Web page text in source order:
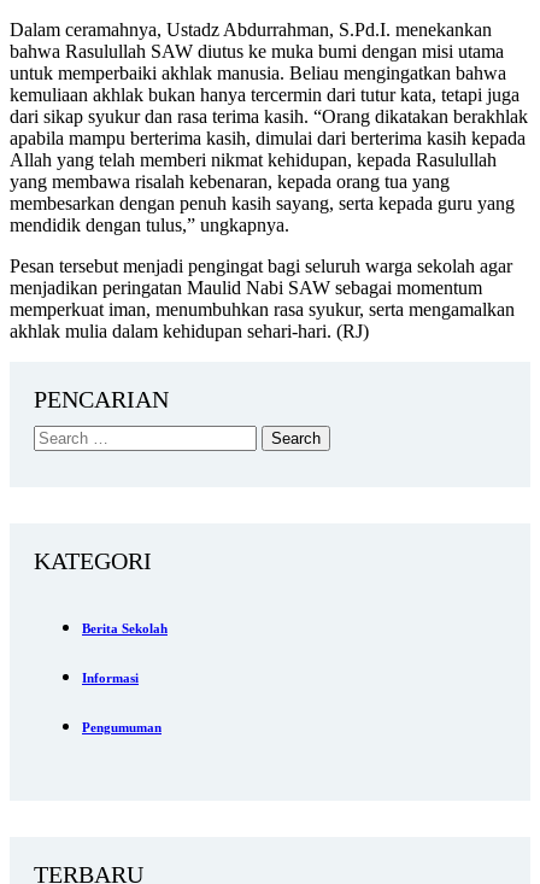
Dalam ceramahnya, Ustadz Abdurrahman, S.Pd.I. menekankan
bahwa Rasulullah SAW diutus ke muka bumi dengan misi utama
untuk memperbaiki akhlak manusia. Beliau mengingatkan bahwa
kemuliaan akhlak bukan hanya tercermin dari tutur kata, tetapi juga
dari sikap syukur dan rasa terima kasih. “Orang dikatakan berakhlak
apabila mampu berterima kasih, dimulai dari berterima kasih kepada
Allah yang telah memberi nikmat kehidupan, kepada Rasulullah
yang membawa risalah kebenaran, kepada orang tua yang
membesarkan dengan penuh kasih sayang, serta kepada guru yang
mendidik dengan tulus,” ungkapnya.
Pesan tersebut menjadi pengingat bagi seluruh warga sekolah agar
menjadikan peringatan Maulid Nabi SAW sebagai momentum
memperkuat iman, menumbuhkan rasa syukur, serta mengamalkan
akhlak mulia dalam kehidupan sehari-hari. (RJ)
PENCARIAN
KATEGORI
Berita Sekolah
Informasi
Pengumuman
TERBARU